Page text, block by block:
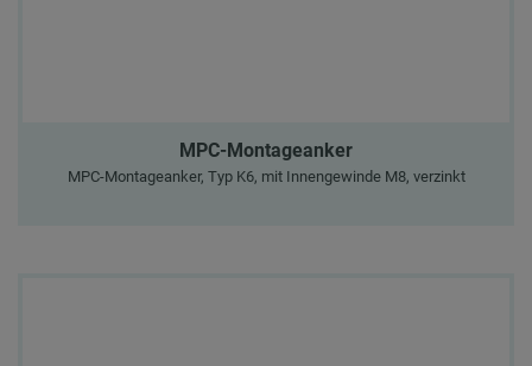
MPC-Montageanker
MPC-Montageanker, Typ K6, mit Innengewinde M8, verzinkt